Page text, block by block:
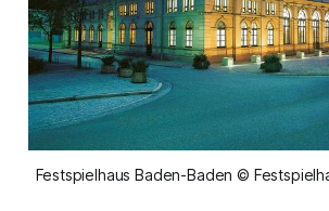
Festspielhaus Baden-Baden ©